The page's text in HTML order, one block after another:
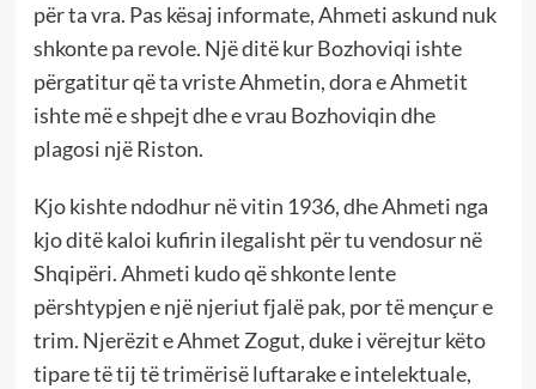
për ta vra. Pas kësaj informate, Ahmeti askund nuk
shkonte pa revole. Një ditë kur Bozhoviqi ishte
përgatitur që ta vriste Ahmetin, dora e Ahmetit
ishte më e shpejt dhe e vrau Bozhoviqin dhe
plagosi një Riston.
Kjo kishte ndodhur në vitin 1936, dhe Ahmeti nga
kjo ditë kaloi kufirin ilegalisht për tu vendosur në
Shqipëri. Ahmeti kudo që shkonte lente
përshtypjen e një njeriut fjalë pak, por të mençur e
trim. Njerëzit e Ahmet Zogut, duke i vërejtur këto
tipare të tij të trimërisë luftarake e intelektuale,